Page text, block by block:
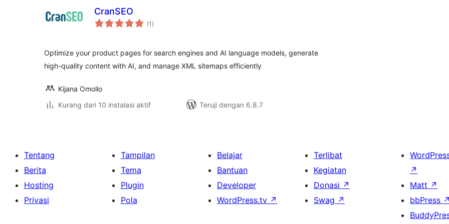
CranSEO
(1 total
rating
)
Optimize your product pages for search engines and AI language models, generate
high-quality content with AI, and manage XML sitemaps efficiently
Kijana Omollo
Kurang dari 10 instalasi aktif
Teruji dengan 6.8.7
Tentang
Berita
Hosting
Privasi
Tampilan
Tema
Plugin
Pola
Belajar
Bantuan
Developer
WordPress.tv ↗
Terlibat
Kegiatan
Donasi ↗
Swag ↗
↗
Matt ↗
bbPress ↗